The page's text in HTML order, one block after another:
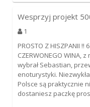
Wesprzyj projekt
1
PROSTO Z HISZPANII !!
CZERWONEGO WINA,
wybrał Sebastian,
enoturystyki.
Polsce są praktycznie
dostaniesz paczkę